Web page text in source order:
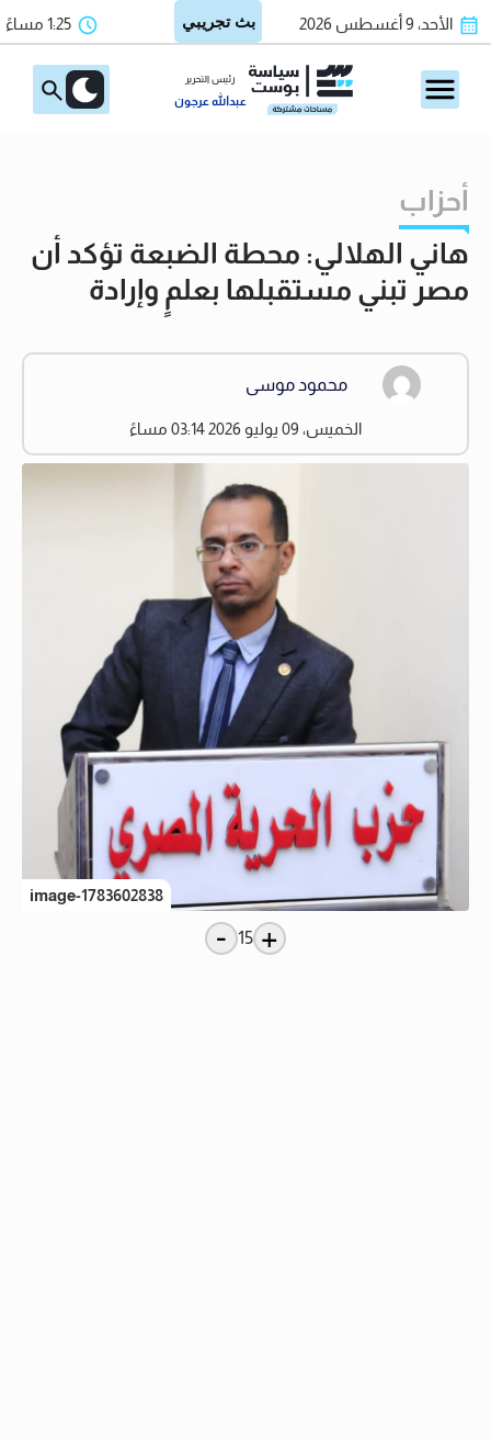
الأحد، 9 أغسطس 2026 1:25 مساءً
رئيس التحرير
عبدالله عرجون
أحزاب
هاني الهلالي: محطة الضبعة تؤكد أن
مصر تبني مستقبلها بعلمٍ وإرادة
محمود موسى
الخميس، 09 يوليو 2026 03:14 مساءً
image-1783602838
+
15
-